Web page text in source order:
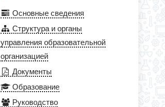
Основные сведения
Структура и органы
управления образовательной
организацией
Документы
Образование
Руководство